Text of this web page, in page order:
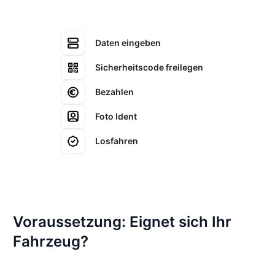
Daten eingeben
Sicherheitscode freilegen
Bezahlen
Foto Ident
Losfahren
Voraussetzung: Eignet sich Ihr
Fahrzeug?